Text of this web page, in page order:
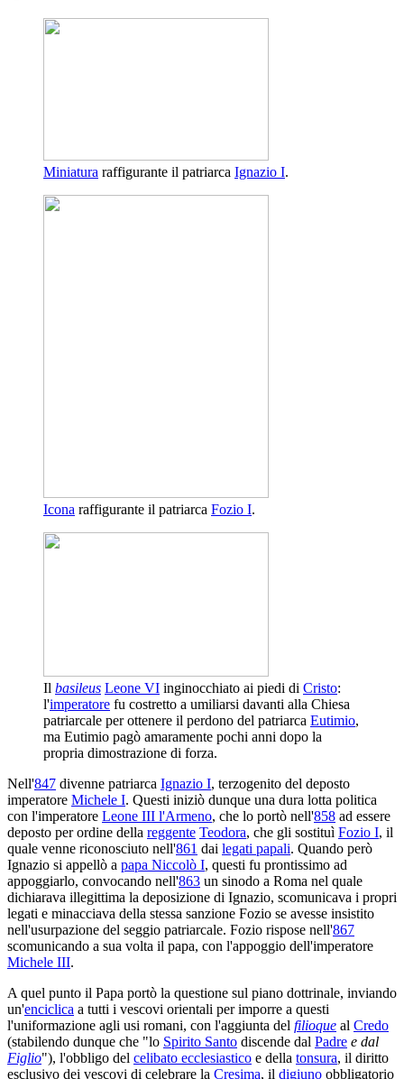
Miniatura raffigurante il patriarca Ignazio I.
Icona raffigurante il patriarca Fozio I.
Il basileus Leone VI inginocchiato ai piedi di Cristo:
l'imperatore fu costretto a umiliarsi davanti alla Chiesa
patriarcale per ottenere il perdono del patriarca Eutimio,
ma Eutimio pagò amaramente pochi anni dopo la
propria dimostrazione di forza.
Nell'847 divenne patriarca Ignazio I, terzogenito del deposto
imperatore Michele I. Questi iniziò dunque una dura lotta politica
con l'imperatore Leone III l'Armeno, che lo portò nell'858 ad essere
deposto per ordine della reggente Teodora, che gli sostituì Fozio I, il
quale venne riconosciuto nell'861 dai legati papali. Quando però
Ignazio si appellò a papa Niccolò I, questi fu prontissimo ad
appoggiarlo, convocando nell'863 un sinodo a Roma nel quale
dichiarava illegittima la deposizione di Ignazio, scomunicava i propri
legati e minacciava della stessa sanzione Fozio se avesse insistito
nell'usurpazione del seggio patriarcale. Fozio rispose nell'867
scomunicando a sua volta il papa, con l'appoggio dell'imperatore
Michele III.
A quel punto il Papa portò la questione sul piano dottrinale, inviando
un'enciclica a tutti i vescovi orientali per imporre a questi
l'uniformazione agli usi romani, con l'aggiunta del filioque al Credo
(stabilendo dunque che "lo Spirito Santo discende dal Padre e dal
Figlio"), l'obbligo del celibato ecclesiastico e della tonsura, il diritto
esclusivo dei vescovi di celebrare la Cresima, il digiuno obbligatorio